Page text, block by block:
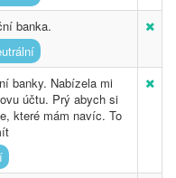
banka.
banky. Nabízela mi
účtu. Prý abych si
které mám navíc. To